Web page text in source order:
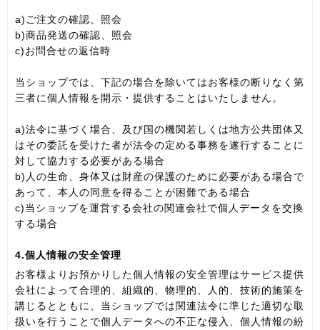
a)ご注文の確認、照会
b)商品発送の確認、照会
c)お問合せの返信時
当ショップでは、下記の場合を除いてはお客様の断りなく第
三者に個人情報を開示・提供することはいたしません。
a)法令に基づく場合、及び国の機関若しくは地方公共団体又
はその委託を受けた者が法令の定める事務を遂行することに
対して協力する必要がある場合
b)人の生命、身体又は財産の保護のために必要がある場合で
あって、本人の同意を得ることが困難である場合
c)当ショップを運営する会社の関連会社で個人データを交換
する場合
4.個人情報の安全管理
お客様よりお預かりした個人情報の安全管理はサービス提供
会社によって合理的、組織的、物理的、人的、技術的施策を
講じるとともに、当ショップでは関連法令に準じた適切な取
扱いを行うことで個人データへの不正な侵入、個人情報の紛